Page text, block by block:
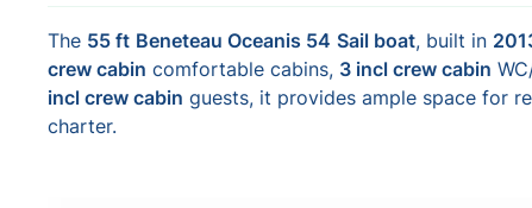
The 55 ft Beneteau Oceanis 54 Sail boat, built in
crew cabin comfortable cabins, 3 incl crew cabin
incl crew cabin guests, it provides ample space for
charter.